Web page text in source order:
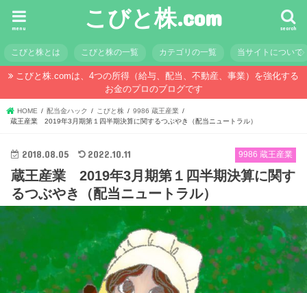
こびと株.com search
menu
こびと株とは こびと株の一覧 カテゴリの一覧 当サイトについて
こびと株.comは、4つの所得（給与、配当、不動産、事業）を強化する
お金のプロのブログです
HOME 配当金ハック こびと株
9986 蔵王産業
蔵王産業 2019年3月期第１四半期決算に関するつぶやき（配当ニュートラル）
9986 蔵王産業
2018.08.05 2022.10.11
蔵王産業 2019年3月期第１四半期決算に関す
るつぶやき（配当ニュートラル）